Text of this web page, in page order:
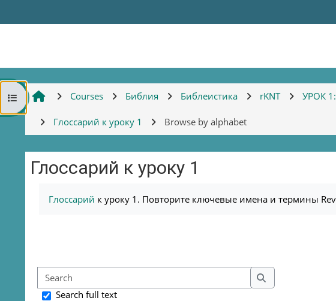
Open course indexCourses Библия Библеистика rKNT УРОК 1:
Глоссарий к уроку 1 Browse by alphabet
Глоссарий к уроку 1
Глоссарий к уроку 1. Повторите ключевые имена и термины
Search
Search
Search full text